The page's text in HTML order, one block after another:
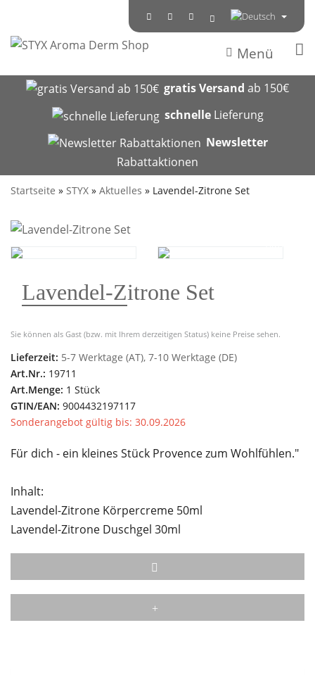
Menü
gratis Versand ab 150€
schnelleLieferung
Newsletter
Rabattaktionen
Startseite » STYX » Aktuelles » Lavendel-Zitrone Set
Lavendel-Zitrone Set
Sie können als Gast (bzw. mit Ihrem derzeitigen Status) keine Preise sehen.
Lieferzeit: 5-7 Werktage (AT), 7-10 Werktage (DE)
Art.Nr.: 19711
Art.Menge: 1 Stück
GTIN/EAN: 9004432197117
Sonderangebot gültig bis: 30.09.2026
Für dich - ein kleines Stück Provence zum Wohlfühlen."
Inhalt:
Lavendel-Zitrone Körpercreme 50ml
Lavendel-Zitrone Duschgel 30ml